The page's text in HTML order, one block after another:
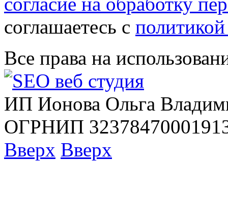
соглашаетесь с
Все права на
ИП Ионова Ольга
ОГРНИП
Вверх Вверх